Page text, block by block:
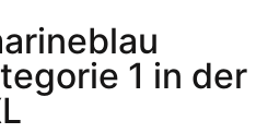
1 in der